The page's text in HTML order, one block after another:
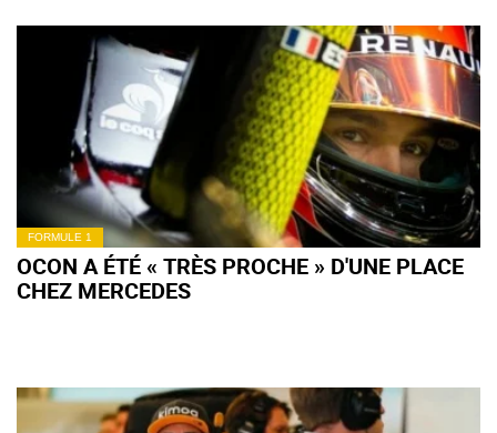
FORMULE 1
OCON A ÉTÉ « TRÈS PROCHE » D'UNE PLACE
CHEZ MERCEDES